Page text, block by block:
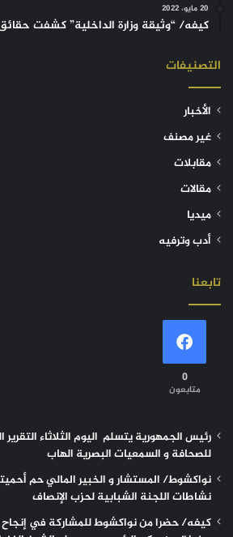
20 مايو، 2022
كيفه/ “وثيقة وزارة الداخلية” كشفت
التصنيفات
الأخبار
غير مصنف
مقابلات
مقالات
ميديا
أدب وترفيه
تابعنا
0
متابعون
رئيس الجمهورية يتسلم اليوم الثلاثاء
للصحافة و السمعيات البصرية الهاب
نواكشوط/ المستشار و الخبير المالي حم
نشاطات اللجنة الشبابية لحزب الإنصاف